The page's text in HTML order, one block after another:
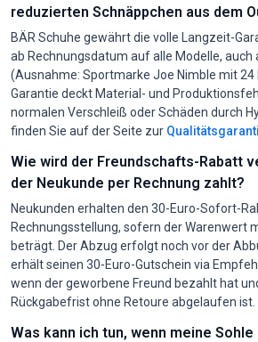
reduzierten Schnäppchen aus dem
BÄR Schuhe gewährt die volle Langzeit-
ab Rechnungsdatum auf alle Modelle, auch
(Ausnahme: Sportmarke Joe Nimble mit 24
Garantie deckt Material- und
normalen Verschleiß oder Schäden durch
finden Sie auf der Seite zur
Wie wird der Freundschafts-Rabatt
der Neukunde per Rechnung zahlt?
Neukunden erhalten den 30-Euro-Sofort-
Rechnungsstellung, sofern der Warenwert
beträgt. Der Abzug erfolgt noch vor der
erhält seinen 30-Euro-Gutschein via
wenn der geworbene Freund bezahlt hat
Rückgabefrist ohne Retoure abgelaufen ist.
Was kann ich tun, wenn meine